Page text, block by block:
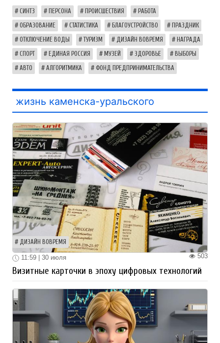
СИНТЗ ПЕРСОНА ПРОИСШЕСТВИЯ РАБОТА
ОБРАЗОВАНИЕ СТАТИСТИКА БЛАГОУСТРОЙСТВО ПРАЗДНИК
ОТКЛЮЧЕНИЕ ВОДЫ ТУРИЗМ ДИЗАЙН ВОВРЕМЯ НАГРАДА
СПОРТ ЕДИНАЯ РОССИЯ МУЗЕЙ ЗДОРОВЬЕ ВЫБОРЫ
АВТО АЛГОРИТМИКА ФОНД ПРЕДПРИНИМАТЕЛЬСТВА
жизнь каменска-уральского
ДИЗАЙН ВОВРЕМЯ
503
11:59 | 30 июля
Визитные карточки в эпоху цифровых технологий